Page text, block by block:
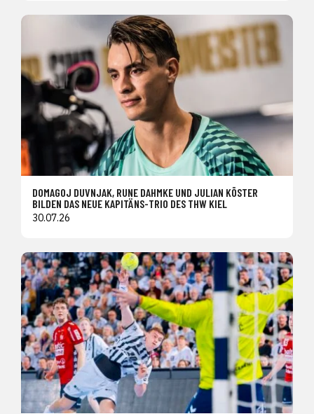
DOMAGOJ DUVNJAK, RUNE DAHMKE UND JULIAN KÖSTER
BILDEN DAS NEUE KAPITÄNS-TRIO DES THW KIEL
30.07.26